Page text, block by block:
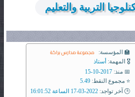
التربية والتعليم
🏫 المؤسسة: مجموعة مدارس براكة
🎖️ المهمة: أستاذ
📅 منذ: 2017-10-15
⭐ مجموع النقط: 5.49
🕒 آخر تواجد: 2022-03-17 الساعة 16:01:52